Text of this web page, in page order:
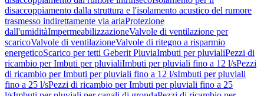
disaccoppiamento dalla struttura e l'isolamento acustico del rumore
trasmesso indirettamente via ariaProtezione
dall'umiditàImpermeabilizzazioneValvole di ventilazione per
scaricoValvole di ventilazioneValvole di ritegno a risparmio
energeticoScarico per tetti Geberit PluviaImbuti per pluvialiPezzi di
ricambio per Imbuti per pluvialiImbuti per pluviali fino a 12 l/sPezzi
di ricambio per Imbuti per pluviali fino a 12 l/sImbuti per pluviali
fino a 25 l/sPezzi di ricambio per Imbuti per pluviali fino a 25